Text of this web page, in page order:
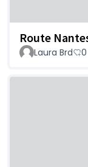
Route
Laura Brd 0